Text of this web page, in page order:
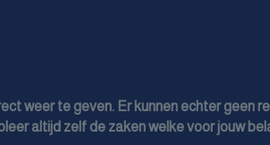
weer te geven. Er kunnen echter geen
altijd zelf de zaken welke voor jouw